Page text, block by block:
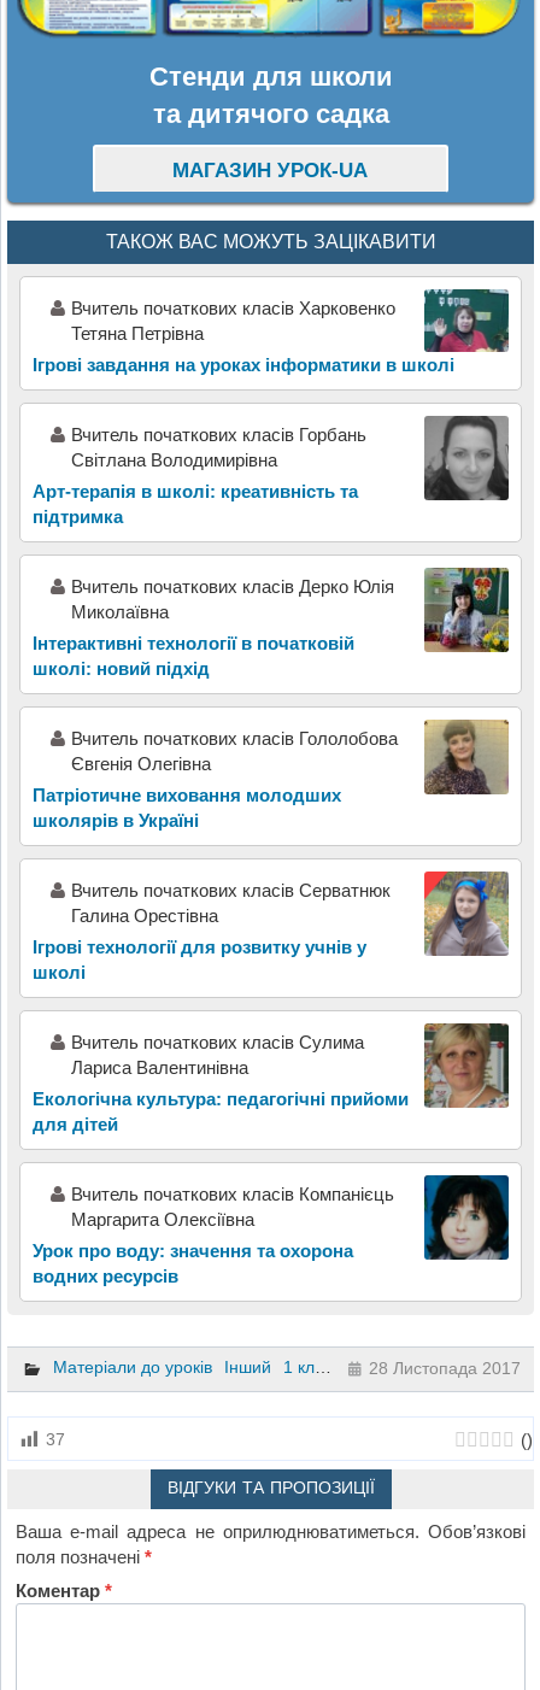
Стенди для школи
та дитячого садка
МАГАЗИН УРОК-UA
ТАКОЖ ВАС МОЖУТЬ ЗАЦІКАВИТИ
Вчитель початкових класів Харковенко
Тетяна Петрівна
Ігрові завдання на уроках інформатики в школі
Вчитель початкових класів Горбань
Світлана Володимирівна
Арт-терапія в школі: креативність та
підтримка
Вчитель початкових класів Дерко Юлія
Миколаївна
Інтерактивні технології в початковій
школі: новий підхід
Вчитель початкових класів Гололобова
Євгенія Олегівна
Патріотичне виховання молодших
школярів в Україні
Вчитель початкових класів Серватнюк
Галина Орестівна
Ігрові технології для розвитку учнів у
школі
Вчитель початкових класів Сулима
Лариса Валентинівна
Екологічна культура: педагогічні прийоми
для дітей
Вчитель початкових класів Компанієць
Маргарита Олексіївна
Урок про воду: значення та охорона
водних ресурсів
Матеріали до уроків Інший 1 клас 2 клас 3 клас 4 клас
28 Листопада 2017
37 ()
ВІДГУКИ ТА ПРОПОЗИЦІЇ
Ваша e-mail адреса не оприлюднюватиметься. Обов’язкові
поля позначені*
Коментар*